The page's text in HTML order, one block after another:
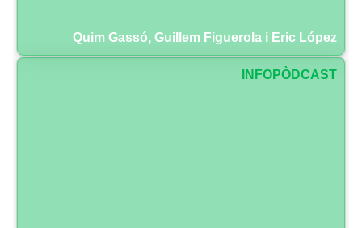
Quim Gassó, Guillem Figuerola i Eric López
INFOPÒDCAST